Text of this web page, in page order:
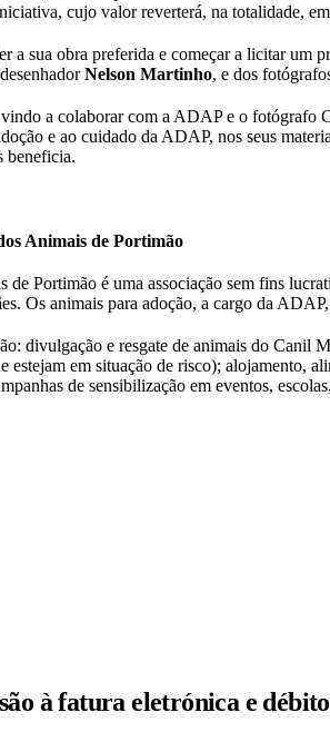
cujo valor reverterá, na totalidade,
a sua obra preferida e começar a licitar um
Nelson Martinho, e dos
a colaborar com a ADAP e o
e ao cuidado da ADAP, nos seus
beneficia.
Animais de Portimão
Portimão é uma associação sem fins
Os animais para adoção, a cargo da
divulgação e resgate de animais do
estejam em situação de risco); alojamento,
de sensibilização em eventos,
à fatura eletrónica e